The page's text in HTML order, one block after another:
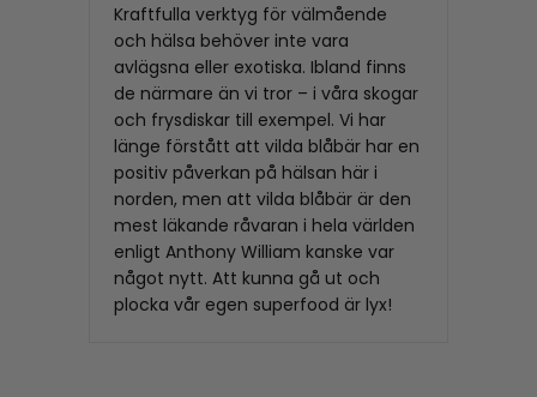
Kraftfulla verktyg för välmående
och hälsa behöver inte vara
avlägsna eller exotiska. Ibland finns
de närmare än vi tror – i våra skogar
och frysdiskar till exempel. Vi har
länge förstått att vilda blåbär har en
positiv påverkan på hälsan här i
norden, men att vilda blåbär är den
mest läkande råvaran i hela världen
enligt Anthony William kanske var
något nytt. Att kunna gå ut och
plocka vår egen superfood är lyx!